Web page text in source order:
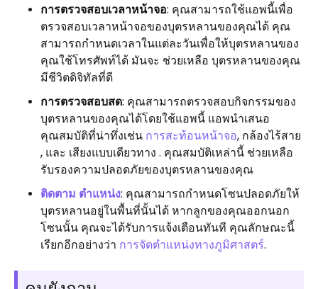
การตรวจสอบเวลาหน้าจอ: คุณสามารถใช้แอพนี้เพื่อ
ตรวจสอบเวลาหน้าจอของบุตรหลานของคุณได้ คุณ
สามารถกำหนดเวลาในแต่ละวันเพื่อให้บุตรหลานของ
คุณใช้โทรศัพท์ได้ มันจะ ช่วยเหลือ บุตรหลานของคุณ
มีชีวิตดิจิทัลที่ดี
การตรวจสอบสด: คุณสามารถตรวจสอบกิจกรรมของ
บุตรหลานของคุณได้โดยใช้แอพนี้ แอพนำเสนอ
คุณสมบัติที่น่าทึ่งเช่น การสะท้อนหน้าจอ, กล้องไร้สาย
, และ เสียงแบบเดียวทาง . คุณสมบัติเหล่านี้ ช่วยเหลือ
รับรองความปลอดภัยของบุตรหลานของคุณ
ติดตาม ตำแหน่ง: คุณสามารถกำหนดโซนปลอดภัยให้
บุตรหลานอยู่ในพื้นที่นั้นได้ หากลูกของคุณออกนอก
โซนนั้น คุณจะได้รับการแจ้งเตือนทันที คุณลักษณะนี้
เรียกอีกอย่างว่า การจัดตำแหน่งทางภูมิศาสตร์.